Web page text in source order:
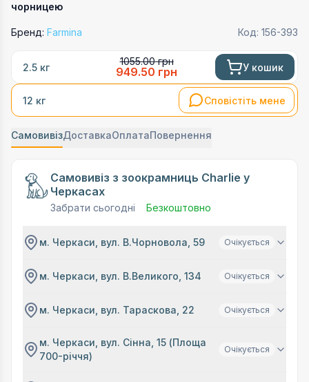
чорницею
Бренд: Farmina Код: 156-393
2.5 кг
1055.00грн
949.50 грн У кошик
12 кг Сповістіть мене
СамовивізДоставкаОплатаПовернення
Самовивіз з зоокрамниць Charlie у
Черкасах
Забрати сьогодні Безкоштовно
м. Черкаси, вул. В.Чорновола, 59 Очікується
м. Черкаси, вул. В.Великого, 134 Очікується
м. Черкаси, вул. Тараскова, 22 Очікується
м. Черкаси, вул. Сінна, 15 (Площа
700-річчя)
Очікується